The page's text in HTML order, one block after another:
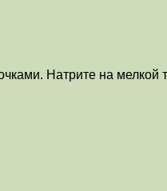
Натрите на мелкой